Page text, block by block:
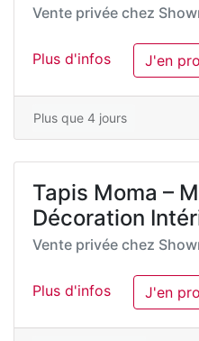
Vente privée chez
Plus d'infos J'en
Plus que 4 jours
Tapis Moma –
Décoration
Vente privée chez
Plus d'infos J'en